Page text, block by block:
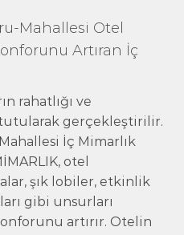
Mahallesi Otel
Artıran İç
rahatlığı ve
gerçekleştirilir.
İç Mimarlık
otel
şık lobiler, etkinlik
gibi unsurları
artırır. Otelin